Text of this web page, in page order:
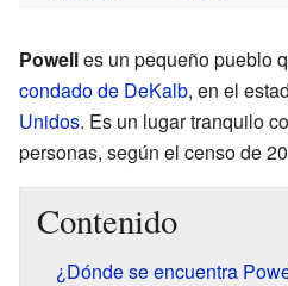
Powelles un pequeño pueblo
condado de DeKalb, en el
Unidos. Es un lugar tranquilo
personas, según el censo de
Contenido
¿Dónde se encuentra